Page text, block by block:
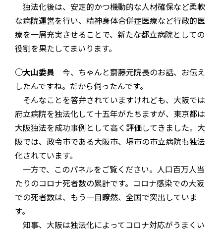
独法化後は、安定的かつ機動的な人材確保など柔軟
な病院運営を行い、精神身体合併症医療など行政的医
療を一層充実させることで、新たな都立病院としての
役割を果たしてまいります。
○大山委員 今、ちゃんと齋藤元院長のお話、お伝え
したんですね。だから伺ったんです。
そんなことを答弁されていますけれども、大阪では
府立病院を独法化して十五年がたちますが、東京都は
大阪独法を成功事例として高く評価してきました。大
阪では、政令市である大阪市、堺市の市立病院も独法
化されています。
一方で、このパネルをご覧ください。人口百万人当
たりのコロナ死者数の累計です。コロナ感染での大阪
での死者数は、もう一目瞭然、全国で突出していま
す。
知事、大阪は独法化によってコロナ対応がうまくい